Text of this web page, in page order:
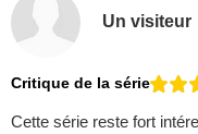
Un visiteur
Critique de la série
Cette série reste fort